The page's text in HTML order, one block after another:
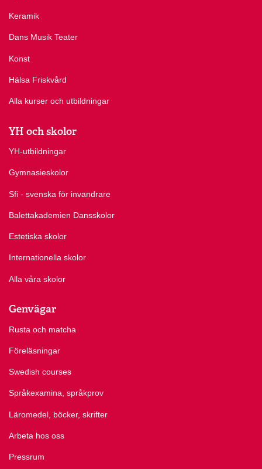
Keramik
Dans Musik Teater
Konst
Hälsa Friskvård
Alla kurser och utbildningar
YH och skolor
YH-utbildningar
Gymnasieskolor
Sfi - svenska för invandrare
Balettakademien Dansskolor
Estetiska skolor
Internationella skolor
Alla våra skolor
Genvägar
Rusta och matcha
Föreläsningar
Swedish courses
Språkexamina, språkprov
Läromedel, böcker, skrifter
Arbeta hos oss
Pressrum